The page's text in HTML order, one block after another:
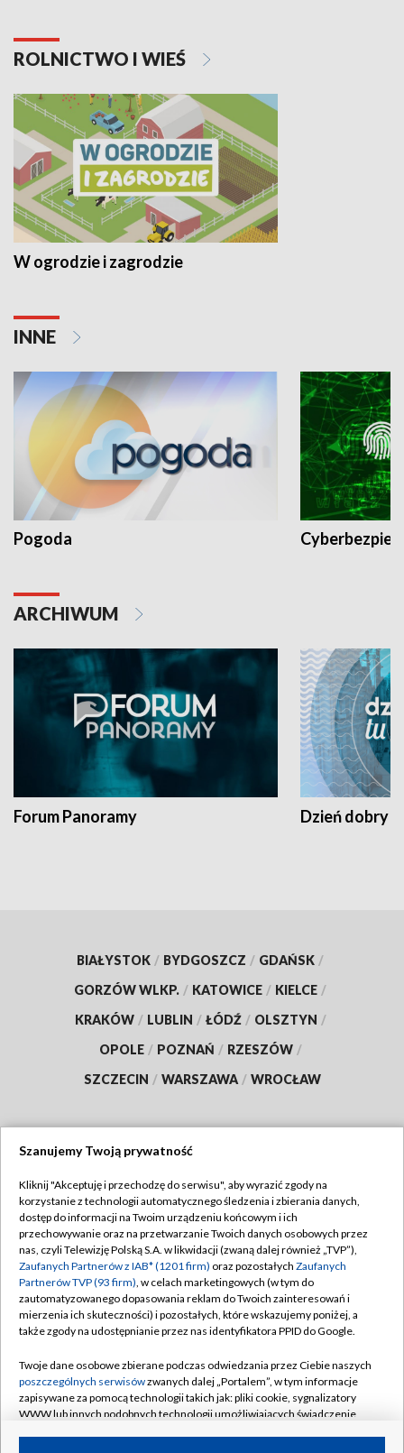
ROLNICTWO I WIEŚ
W ogrodzie i zagrodzie
INNE
Pogoda
ARCHIWUM
Forum Panoramy Dzień dobry
BIAŁYSTOK / BYDGOSZCZ / GDAŃSK /
GORZÓW WLKP. / KATOWICE / KIELCE /
KRAKÓW / LUBLIN / ŁÓDŹ / OLSZTYN /
OPOLE / POZNAŃ / RZESZÓW /
SZCZECIN / WARSZAWA / WROCŁAW
TVP
Abonament TVP
Emisja w TVP
Centrum informacji TVP
Naziemna Telewizja Cyfrowa
Rada Programowa
System NOS
Informacje o nadawcy
Regulamin TVP
Polityka prywatności
Moje zgody
Pomoc
Kontakt
Kanały
Szanujemy Twoją prywatność
Kliknij "Akceptuję i przechodzę do serwisu", aby wyrazić zgody na
korzystanie z technologii automatycznego śledzenia i zbierania danych,
dostęp do informacji na Twoim urządzeniu końcowym i ich
przechowywanie oraz na przetwarzanie Twoich danych osobowych przez
nas, czyli Telewizję Polską S.A. w likwidacji (zwaną dalej również „TVP”),
Zaufanych Partnerów z IAB* (1201 firm) oraz pozostałych Zaufanych
Partnerów TVP (93 firm), w celach marketingowych (w tym do
zautomatyzowanego dopasowania reklam do Twoich zainteresowań i
mierzenia ich skuteczności) i pozostałych, które wskazujemy poniżej, a
także zgody na udostępnianie przez nas identyfikatora PPID do Google.
Twoje dane osobowe zbierane podczas odwiedzania przez Ciebie naszych
poszczególnych serwisówzwanych dalej „Portalem”, w tym informacje
zapisywane za pomocą technologii takich jak: pliki cookie, sygnalizatory
WWW lub innych podobnych technologii umożliwiających świadczenie